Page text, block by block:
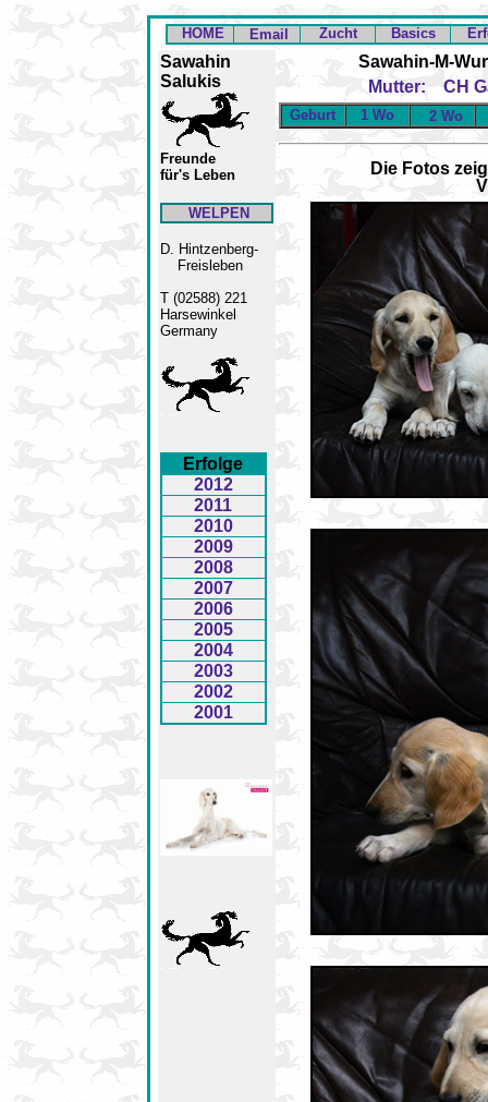
HOME Email Zucht Basics
Sawahin
Salukis
Freunde
für's Leben
WELPEN
D. Hintzenberg-
Freisleben
T (02588) 221
Harsewinkel
Germany
Erfolge
2012
2011
2010
2009
2008
2007
2006
2005
2004
2003
2002
2001
Sawahin-M-
Mutter: CH
Geburt 1 Wo 2 Wo
Die Fotos